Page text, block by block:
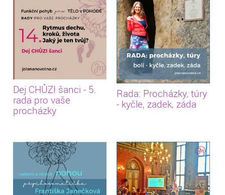
Dej CHŮZI šanci - 5.
rada pro vaše
procházky
Rada: Procházky, túry
- kyčle, zadek, záda